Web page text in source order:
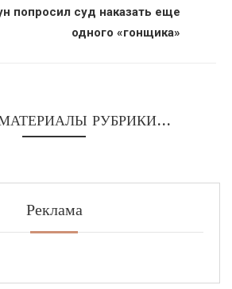
попросил суд наказать еще
одного «гонщика»
РУБРИКИ...
Реклама